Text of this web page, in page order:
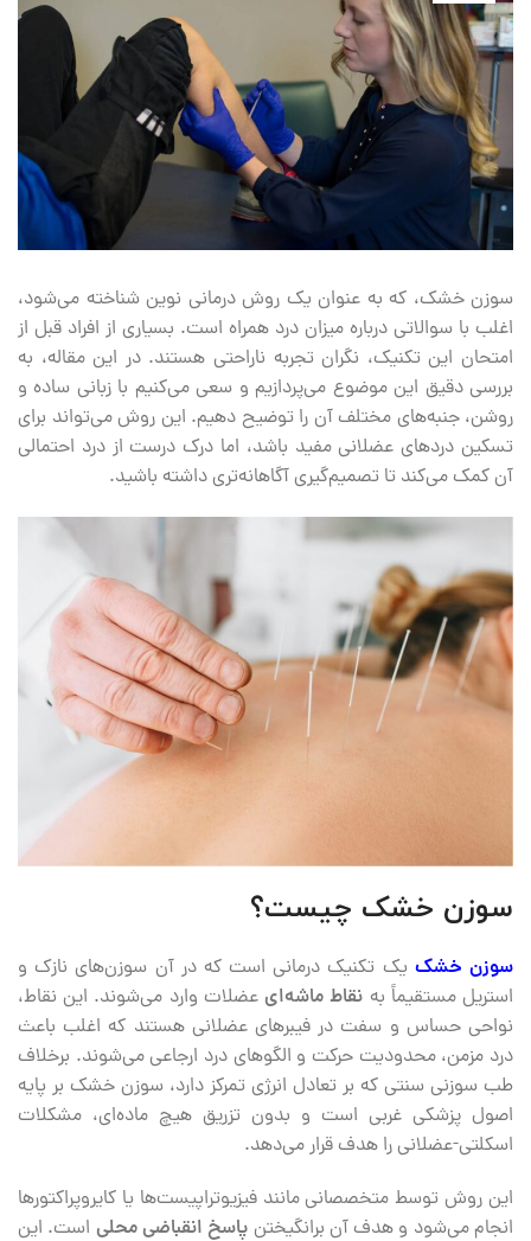
سوزن خشک، که به عنوان یک روش درمانی نوین شناخته می‌شود،
اغلب با سوالاتی درباره میزان درد همراه است. بسیاری از افراد قبل از
امتحان این تکنیک، نگران تجربه ناراحتی هستند. در این مقاله، به
بررسی دقیق این موضوع می‌پردازیم و سعی می‌کنیم با زبانی ساده و
روشن، جنبه‌های مختلف آن را توضیح دهیم. این روش می‌تواند برای
تسکین دردهای عضلانی مفید باشد، اما درک درست از درد احتمالی
آن کمک می‌کند تا تصمیم‌گیری آگاهانه‌تری داشته باشید.
سوزن خشک چیست؟
سوزن خشک یک تکنیک درمانی است که در آن سوزن‌های نازک و
استریل مستقیماً به نقاط ماشه‌ای عضلات وارد می‌شوند. این نقاط،
نواحی حساس و سفت در فیبرهای عضلانی هستند که اغلب باعث
درد مزمن، محدودیت حرکت و الگوهای درد ارجاعی می‌شوند. برخلاف
طب سوزنی سنتی که بر تعادل انرژی تمرکز دارد، سوزن خشک بر پایه
اصول پزشکی غربی است و بدون تزریق هیچ ماده‌ای، مشکلات
اسکلتی-عضلانی را هدف قرار می‌دهد.
این روش توسط متخصصانی مانند فیزیوتراپیست‌ها یا کایروپراکتورها
انجام می‌شود و هدف آن برانگیختن پاسخ انقباضی محلی است. این